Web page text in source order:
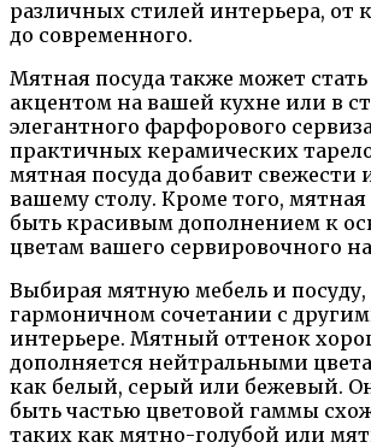
различных стилей интерьера, от
до современного.
Мятная посуда также может
акцентом на вашей кухне или в
элегантного фарфорового
практичных керамических
мятная посуда добавит свежести
вашему столу. Кроме того,
быть красивым дополнением к
цветам вашего сервировочного
Выбирая мятную мебель и посуду,
гармоничном сочетании с
интерьере. Мятный оттенок
дополняется нейтральными
как белый, серый или бежевый.
быть частью цветовой гаммы
таких как мятно-голубой или